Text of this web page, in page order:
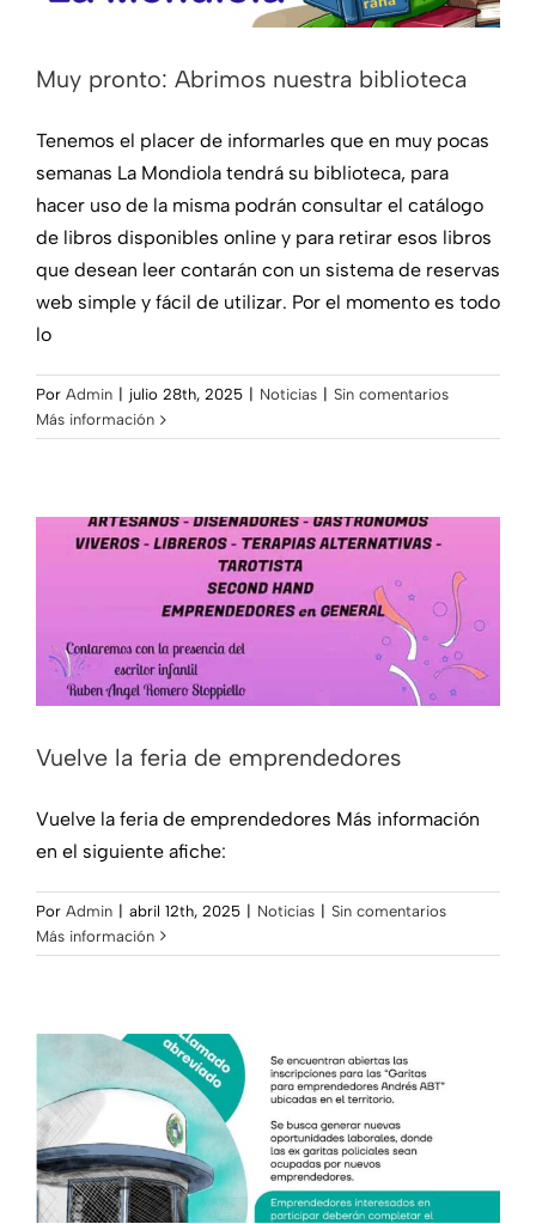
Muy pronto: Abrimos nuestra biblioteca
Tenemos el placer de informarles que en muy pocas
semanas La Mondiola tendrá su biblioteca, para
hacer uso de la misma podrán consultar el catálogo
de libros disponibles online y para retirar esos libros
que desean leer contarán con un sistema de reservas
web simple y fácil de utilizar. Por el momento es todo
lo
Por Admin julio 28th, 2025 Noticias
Sin comentarios
Más información
Vuelve la feria de emprendedores
Vuelve la feria de emprendedores
Vuelve la feria de emprendedores Más información
en el siguiente afiche:
Por Admin abril 12th, 2025 Noticias
Sin comentarios
Más informaciónConvocatoria urgente a